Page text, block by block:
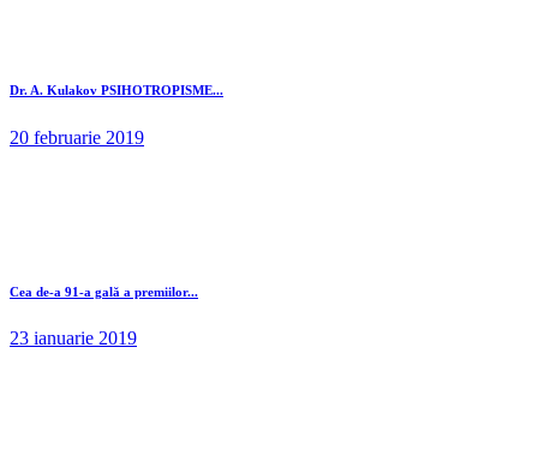
Dr. A. Kulakov PSIHOTROPISME...
20 februarie 2019
Cea de-a 91-a gală a premiilor...
23 ianuarie 2019